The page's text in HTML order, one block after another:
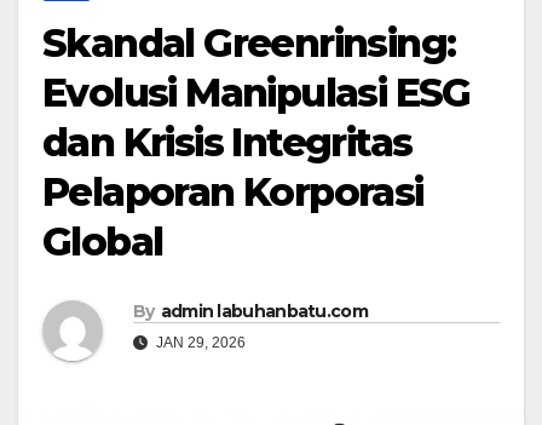
Skandal Greenrinsing:
Evolusi Manipulasi ESG
dan Krisis Integritas
Pelaporan Korporasi
Global
By admin labuhanbatu.com
JAN 29, 2026